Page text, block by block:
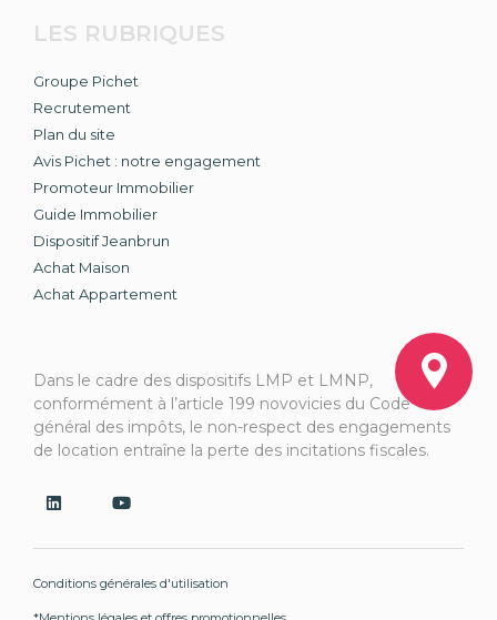
LES RUBRIQUES
Groupe Pichet
Recrutement
Plan du site
Avis Pichet : notre engagement
Promoteur Immobilier
Guide Immobilier
Dispositif Jeanbrun
Achat Maison
Achat Appartement
Dans le cadre des dispositifs LMP et LMNP,
conformément à l’article 199 novovicies du Code
général des impôts, le non-respect des engagements
de location entraîne la perte des incitations fiscales.
Conditions générales d'utilisation